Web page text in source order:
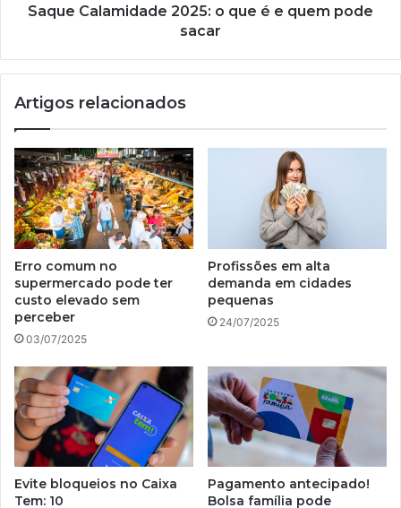
sacar
Saque Calamidade 2025: o que é e quem pode
sacar
Artigos relacionados
Erro comum no
supermercado pode ter
custo elevado sem
perceber
03/07/2025
Profissões em alta
demanda em cidades
pequenas
24/07/2025
Evite bloqueios no Caixa
Tem: 10
Pagamento antecipado!
Bolsa família pode